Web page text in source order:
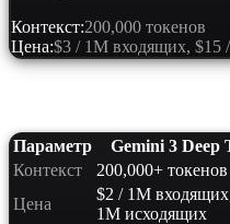
Контекст:200,000 токенов
Цена:$3 / 1M входящих, $15
Параметр Gemini 3 Deep
Контекст
200,000+ токенов
Цена
$2 / 1M
1M исходящих